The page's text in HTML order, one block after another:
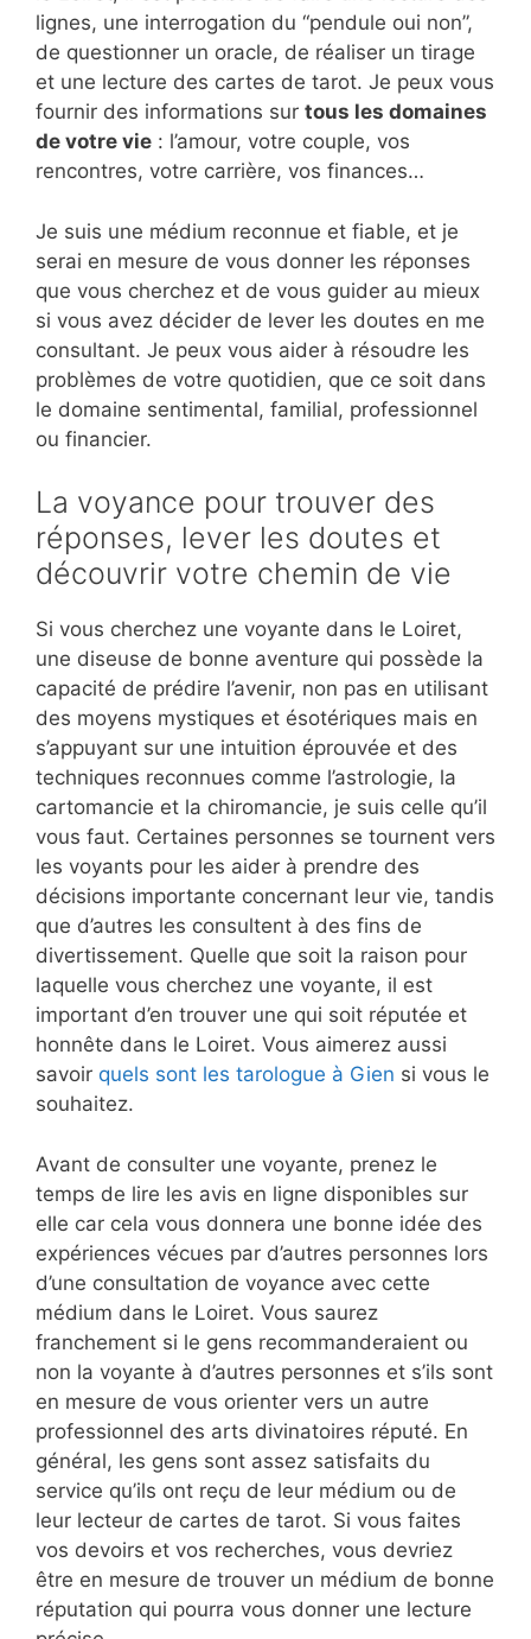
lignes, une interrogation du “pendule oui non”,
de questionner un oracle, de réaliser un tirage
et une lecture des cartes de tarot. Je peux vous
fournir des informations sur tous les domaines
de votre vie : l’amour, votre couple, vos
rencontres, votre carrière, vos finances…
Je suis une médium reconnue et fiable, et je
serai en mesure de vous donner les réponses
que vous cherchez et de vous guider au mieux
si vous avez décider de lever les doutes en me
consultant. Je peux vous aider à résoudre les
problèmes de votre quotidien, que ce soit dans
le domaine sentimental, familial, professionnel
ou financier.
La voyance pour trouver des
réponses, lever les doutes et
découvrir votre chemin de vie
Si vous cherchez une voyante dans le Loiret,
une diseuse de bonne aventure qui possède la
capacité de prédire l’avenir, non pas en utilisant
des moyens mystiques et ésotériques mais en
s’appuyant sur une intuition éprouvée et des
techniques reconnues comme l’astrologie, la
cartomancie et la chiromancie, je suis celle qu’il
vous faut. Certaines personnes se tournent vers
les voyants pour les aider à prendre des
décisions importante concernant leur vie, tandis
que d’autres les consultent à des fins de
divertissement. Quelle que soit la raison pour
laquelle vous cherchez une voyante, il est
important d’en trouver une qui soit réputée et
honnête dans le Loiret. Vous aimerez aussi
savoir quels sont les tarologue à Gien si vous le
souhaitez.
Avant de consulter une voyante, prenez le
temps de lire les avis en ligne disponibles sur
elle car cela vous donnera une bonne idée des
expériences vécues par d’autres personnes lors
d’une consultation de voyance avec cette
médium dans le Loiret. Vous saurez
franchement si le gens recommanderaient ou
non la voyante à d’autres personnes et s’ils sont
en mesure de vous orienter vers un autre
professionnel des arts divinatoires réputé. En
général, les gens sont assez satisfaits du
service qu’ils ont reçu de leur médium ou de
leur lecteur de cartes de tarot. Si vous faites
vos devoirs et vos recherches, vous devriez
être en mesure de trouver un médium de bonne
réputation qui pourra vous donner une lecture